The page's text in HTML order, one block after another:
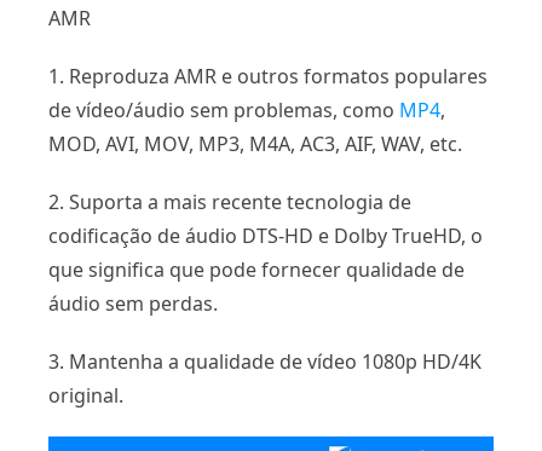
AMR
1. Reproduza AMR e outros formatos populares
de vídeo/áudio sem problemas, como MP4,
MOD, AVI, MOV, MP3, M4A, AC3, AIF, WAV, etc.
2. Suporta a mais recente tecnologia de
codificação de áudio DTS-HD e Dolby TrueHD, o
que significa que pode fornecer qualidade de
áudio sem perdas.
3. Mantenha a qualidade de vídeo 1080p HD/4K
original.